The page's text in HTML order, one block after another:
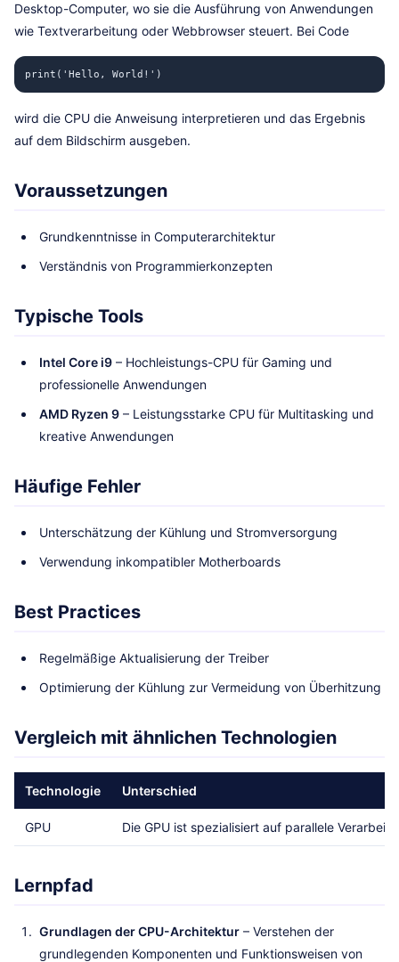
Desktop-Computer, wo sie die Ausführung von Anwendungen
wie Textverarbeitung oder Webbrowser steuert. Bei Code
print('Hello, World!')
wird die CPU die Anweisung interpretieren und das Ergebnis
auf dem Bildschirm ausgeben.
Voraussetzungen
Grundkenntnisse in Computerarchitektur
Verständnis von Programmierkonzepten
Typische Tools
Intel Core i9 – Hochleistungs-CPU für Gaming und
professionelle Anwendungen
AMD Ryzen 9 – Leistungsstarke CPU für Multitasking und
kreative Anwendungen
Häufige Fehler
Unterschätzung der Kühlung und Stromversorgung
Verwendung inkompatibler Motherboards
Best Practices
Regelmäßige Aktualisierung der Treiber
Optimierung der Kühlung zur Vermeidung von Überhitzung
Vergleich mit ähnlichen Technologien
Technologie Unterschied
GPU Die GPU ist spezialisiert auf parallele
Lernpfad
Grundlagen der CPU-Architektur – Verstehen der
grundlegenden Komponenten und Funktionsweisen von